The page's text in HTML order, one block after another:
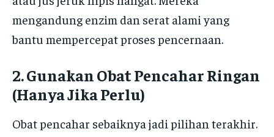
mengandung enzim dan serat alami yang
bantu mempercepat proses pencernaan.
2. Gunakan Obat Pencahar Ringan
(Hanya Jika Perlu)
Obat pencahar sebaiknya jadi pilihan terakhir.